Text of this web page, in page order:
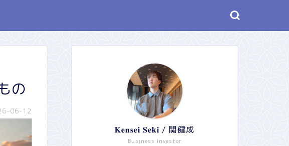
の
06-12
Business Investor
𝐊𝐞𝐧𝐬𝐞𝐢 𝐒𝐞𝐤𝐢 / 関健成